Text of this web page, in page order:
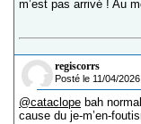
m’est pas arrivé ! Au
regiscorrs
Posté le 11/04/
@cataclope bah
cause du je-m’en-